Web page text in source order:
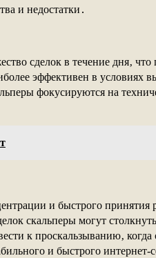
и недостатки․
сделок в течение дня‚
эффективен в условиях
фокусируются на
и быстрого
скальперы могут
к проскальзыванию‚
и быстрого